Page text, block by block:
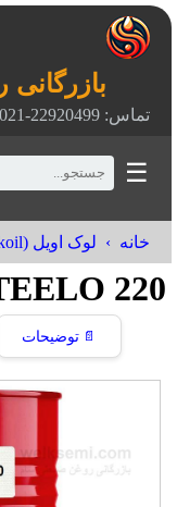
تماس: 22920499-021
☰
خانه لوک اویل (Lukoil)
220
📄 توضیحات